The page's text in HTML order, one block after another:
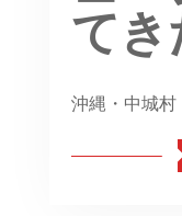
てき
沖縄・中城村